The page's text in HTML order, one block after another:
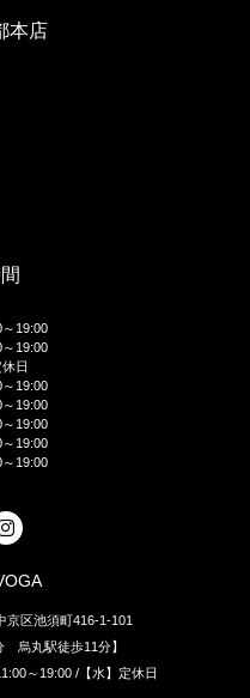
本店
19:00
19:00
日
19:00
19:00
19:00
19:00
19:00
区池須町416-1-101
烏丸駅徒歩11分】
～19:00 /【水】定休日